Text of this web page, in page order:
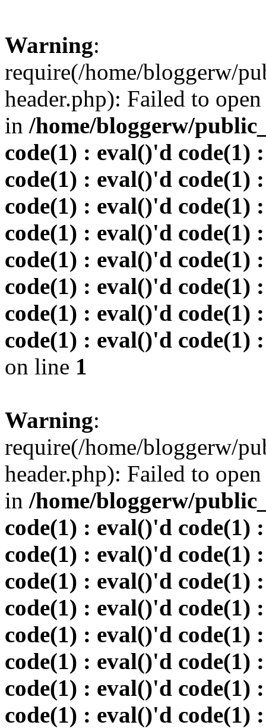
Warning:
require(/home/bloggerw/
header.php): Failed to
in /home/bloggerw/
code(1) : eval()'d code(1)
code(1) : eval()'d code(1)
code(1) : eval()'d code(1)
code(1) : eval()'d code(1)
code(1) : eval()'d code(1)
code(1) : eval()'d code(1)
code(1) : eval()'d code(1)
code(1) : eval()'d code(1)
on line 1
Warning:
require(/home/bloggerw/
header.php): Failed to
in /home/bloggerw/
code(1) : eval()'d code(1)
code(1) : eval()'d code(1)
code(1) : eval()'d code(1)
code(1) : eval()'d code(1)
code(1) : eval()'d code(1)
code(1) : eval()'d code(1)
code(1) : eval()'d code(1)
code(1) : eval()'d code(1)